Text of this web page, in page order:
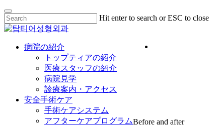
Skip
to
main
content
Hit enter to search or ESC to close
Close
病院の紹介
トップティアの紹介
医療スタッフの紹介
病院見学
診療案内・アクセス
安全手術ケア
手術ケアシステム
アフターケアプログラムBefore and after